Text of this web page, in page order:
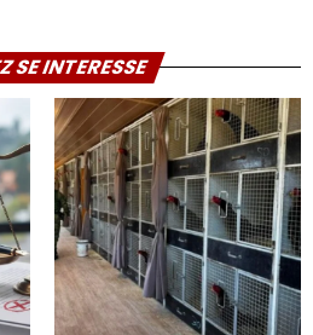
SE INTERESSE